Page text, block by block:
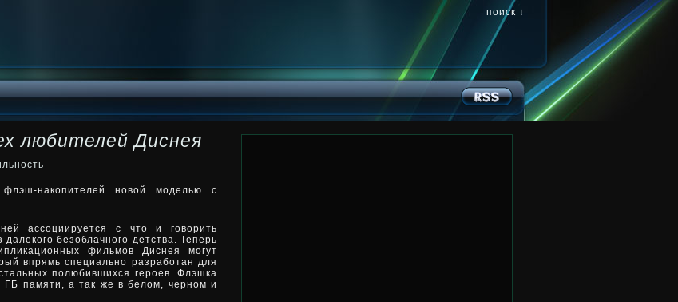
поиск ↓
любителей Диснея
накопителей новой моделью с
ассоциируется с что и говорить
безоблачного детства. Теперь
фильмов Диснея могут
впрямь специально разработан для
полюбившихся героев. Флэшка
ГБ памяти, а так же в белом, черном и